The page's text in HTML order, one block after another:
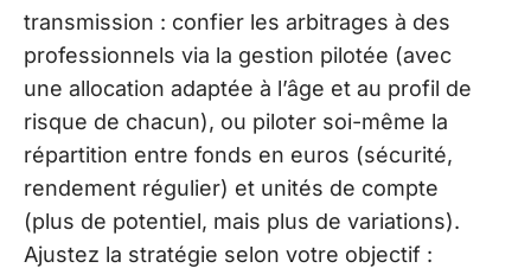
transmission : confier les arbitrages à des
professionnels via la gestion pilotée (avec
une allocation adaptée à l’âge et au profil de
risque de chacun), ou piloter soi-même la
répartition entre fonds en euros (sécurité,
rendement régulier) et unités de compte
(plus de potentiel, mais plus de variations).
Ajustez la stratégie selon votre objectif :